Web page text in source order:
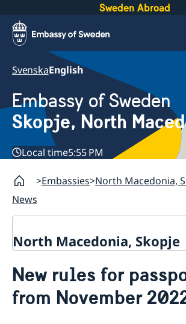
Sweden Abroad
SvenskaEnglish
Embassy of Sweden
Skopje, North
Local time5:55 PM
Embassies North Macedonia,
News
North Macedonia, Skopje
Ambassador
Data Protection Policy
Contact / Opening Hours
Book an appointment
Current
New rules for
from November